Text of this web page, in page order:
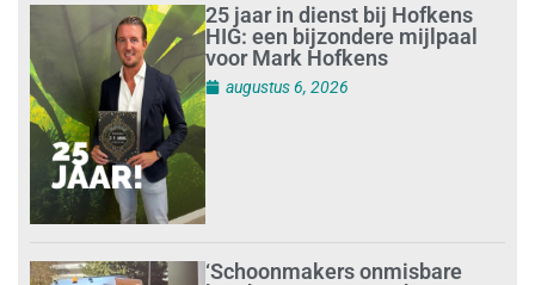
25 jaar in dienst bij Hofkens
HIG: een bijzondere mijlpaal
voor Mark Hofkens
augustus 6, 2026
‘Schoonmakers onmisbare